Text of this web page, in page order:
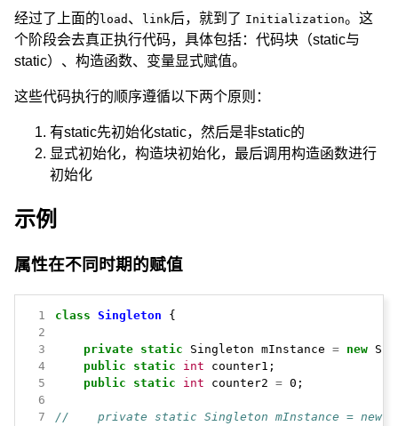
经过了上面的load 、 link后，就到了 Initialization。这
个阶段会去真正执行代码，具体包括：代码块（static与
static）、构造函数、变量显式赋值。
这些代码执行的顺序遵循以下两个原则：
有static先初始化static，然后是非static的
显式初始化，构造块初始化，最后调用构造函数进行
初始化
示例
属性在不同时期的赋值
1 class Singleton
{
2
3
private static Singleton mInstance = new
4
public static int
counter1;
5
public static int counter2 = 0;
6
7
//    private static Singleton mInstance = new